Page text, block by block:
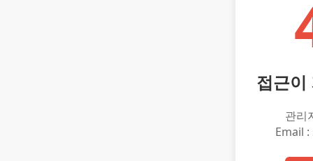
접근이
관리
Email